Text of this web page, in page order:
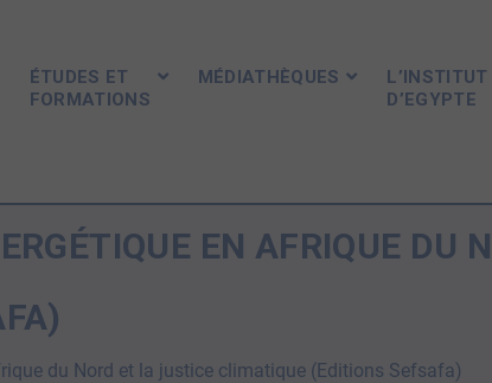
ÉTUDES ET
FORMATIONS
MÉDIATHÈQUES
D’EGYPTE
EN AFRIQUE DU
du Nord et la justice climatique (Editions Sefsafa)